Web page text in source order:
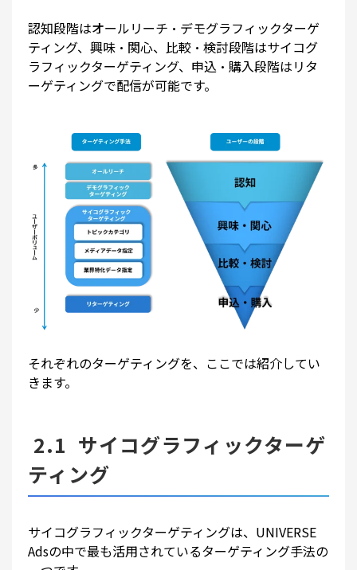
認知段階はオールリーチ・デモグラフィックターゲ
ティング、興味・関心、比較・検討段階はサイコグ
ラフィックターゲティング、申込・購入段階はリタ
ーゲティングで配信が可能です。
それぞれのターゲティングを、ここでは紹介してい
きます。
2.1 サイコグラフィックターゲ
ティング
サイコグラフィックターゲティングは、UNIVERSE
Adsの中で最も活用されているターゲティング手法の